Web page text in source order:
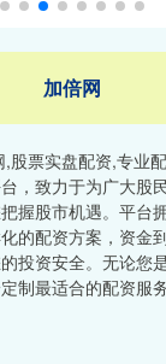
加倍网
股票实盘配资,专业
，致力于为广大股
握股市机遇。平台
的配资方案，资金
投资安全。无论您
制最适合的配资服